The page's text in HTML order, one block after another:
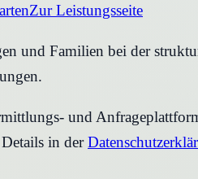
Zur Leistungsseite
und Familien bei der
und
in der